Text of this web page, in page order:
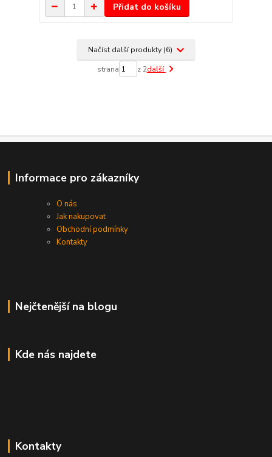
Přidat do košíku
Načíst další produkty (6)
strana z 2další
Informace pro zákazníky
O nás
Jak nakupovat
Obchodní podmínky
Kontakty
Nejčtenější na blogu
Kde nás najdete
Kontakty